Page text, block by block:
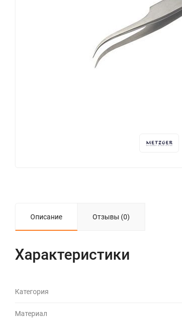
Описание Отзывы (0)
Характеристики
Категория
Материал